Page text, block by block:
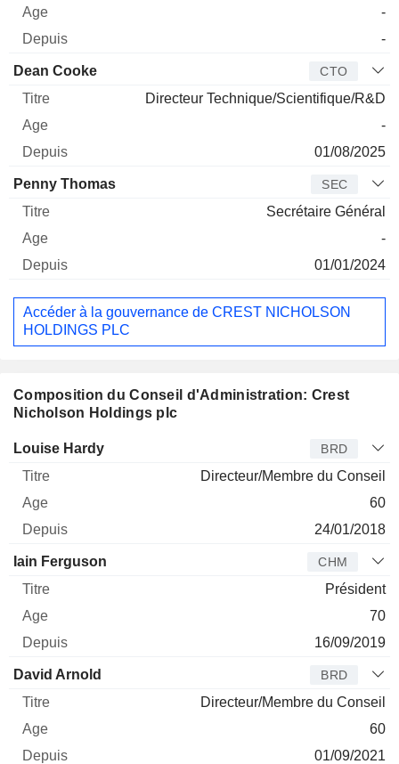
-
-
Dean Cooke CTO
Directeur Technique/Scientifique/R&D
-
01/08/2025
Penny Thomas SEC
Secrétaire Général
-
01/01/2024
Accéder à la gouvernance de CREST NICHOLSON
HOLDINGS PLC
Composition du Conseil d'Administration: Crest
Nicholson Holdings plc
Administrateur
Louise Hardy BRD
Directeur/Membre du Conseil
60
24/01/2018
Iain Ferguson CHM
Président
70
16/09/2019
David Arnold BRD
Directeur/Membre du Conseil
60
01/09/2021